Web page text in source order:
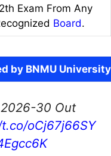
Exam From Any
Board.
by BNMU University
30 Out
oCj67j66SY